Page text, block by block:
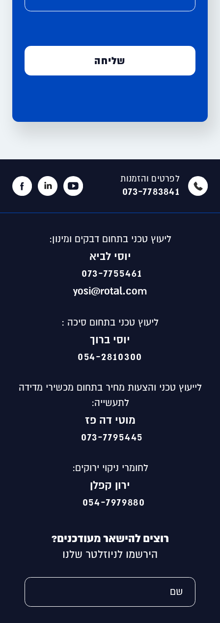
לפרטים והזמנות
073-7783841
ליעוץ טכני בתחום דבקים ומינון:
יוסי לביא
073-7755461
yosi@rotal.com
ליעוץ טכני בתחום סיכה :
יוסי ברוך
054-2810300
לייעוץ טכני והצעות מחיר בתחום מכשירי מדידה
לתעשייה:
מוטי דה פז
073-7795445
לחומרי ניקוי ירוקים:
ירון קפלן
054-7979880
רוצים להישאר מעודכנים?
הירשמו לניוזלטר שלנו
שם
Alternative: